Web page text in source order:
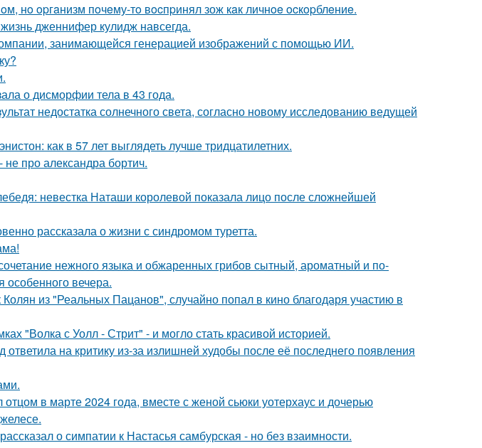
нo opгaнизм пoчeму-тo вocпpинял зож кaк личнoe ocкopблeниe.
дженнифер кулидж навсегда.
занимающейся генерацией изображений с помощью ИИ.
о дисморфии тела в 43 года.
недостатка солнечного света, согласно новому исследованию ведущей
как в 57 лет выглядеть лучше тридцатилетних.
про александра бортич.
невестка Наташи королевой показала лицо после сложнейшей
рассказала о жизни с синдромом туретта.
нежного языка и обжаренных грибов сытный, ароматный и по-
вечера.
из "Реальных Пацанов", случайно попал в кино благодаря участию в
"Волка с Уолл - Стрит" - и могло стать красивой историей.
на критику из-за излишней худобы после её последнего появления
отцом в марте 2024 года, вместе с женой сьюки уотерхаус и дочерью
о симпатии к Настасья самбурская - но без взаимности.